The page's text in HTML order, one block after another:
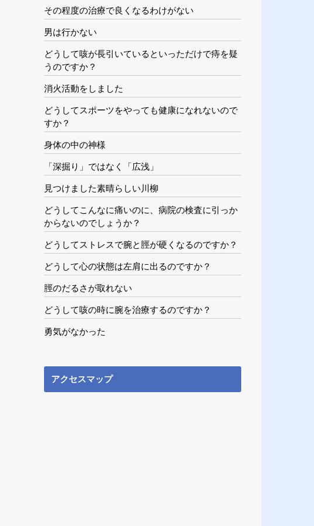
その程度の治療で良くなるわけがない
男は行かない
どうして咳が長引いているといっただけで痔を疑
うのですか？
消火活動をしました
どうしてスポーツをやっても健康になれないので
すか？
身体の中の神様
「深掘り」ではなく「広浅」
見つけました素晴らしい川柳
どうしてこんなに痛いのに、病院の検査に引っか
からないのでしょうか？
どうしてストレスで腕と脛が硬くなるのですか？
どうして心の状態は左肩に出るのですか？
脛のだるさが取れない
どうして咳の時に腕を治療するのですか？
勇気がなかった
アクセスマップ